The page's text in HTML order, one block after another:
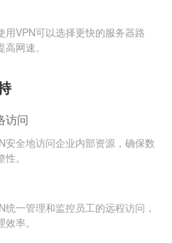
用VPN可以选择更快的服务器路
网速。
访问
安全地访问企业内部资源，确保数
。
统一管理和监控员工的远程访问，
率。